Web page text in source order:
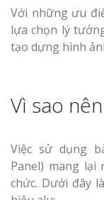
Với những ưu
lựa chọn lý
tạo dựng hình
Vì sao
Việc sử dụng
Panel) mang
chức. Dưới đây